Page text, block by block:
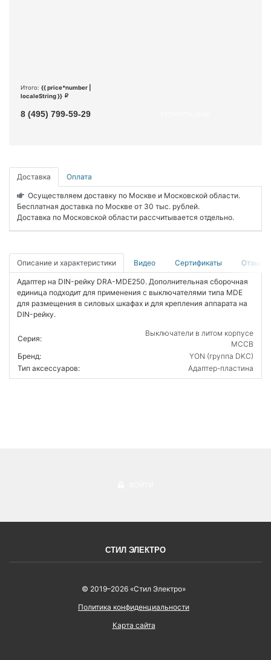
Итого: {{ price*number |
localeString }}
8 (495) 799-59-29
Доставка Оплата
Осуществляем доставку по Москве и Московской области.
Бесплатная доставка по Москве от 30 тыс. рублей.
Доставка по Московской области рассчитывается отдельно.
Описание и характеристики Видео Сертификаты Отзывы
Адаптер на DIN-рейку DRA-MDE250. Дополнительная сборочная
единица подходит для применения с выключателями типа MDE
для размещения в силовых шкафах и для крепления аппарата на
DIN-рейку.
Серия:
Выключатели в литом корпусе
MCCB
Бренд:
YON (группа DKC)
Тип аксессуаров:
Адаптер-пластина
СТИЛ ЭЛЕКТРО
© 2019–2026 «Стил Электро»
Политика конфиденциальности
Карта сайта